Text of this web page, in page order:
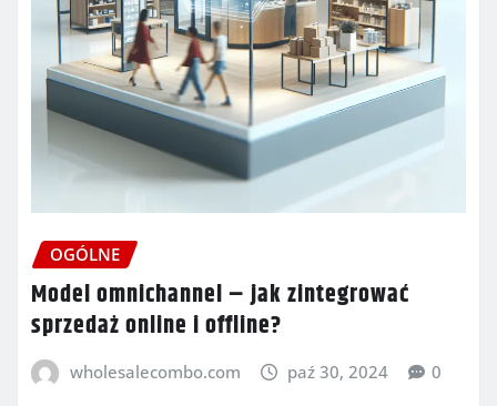
OGÓLNE
Model omnichannel – jak zintegrować
sprzedaż online i offline?
wholesalecombo.com paź 30, 2024 0